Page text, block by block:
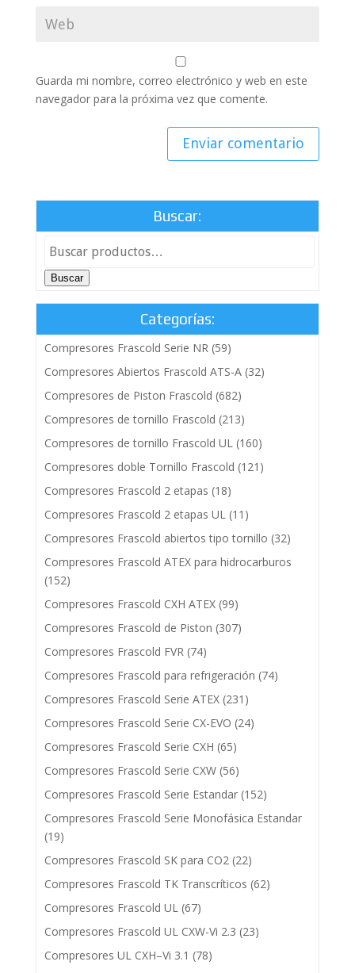
Guarda mi nombre, correo electrónico y web en este
navegador para la próxima vez que comente.
Buscar:
Buscar
Categorías:
Compresores Frascold Serie NR (59)
Compresores Abiertos Frascold ATS-A (32)
Compresores de Piston Frascold (682)
Compresores de tornillo Frascold (213)
Compresores de tornillo Frascold UL (160)
Compresores doble Tornillo Frascold (121)
Compresores Frascold 2 etapas (18)
Compresores Frascold 2 etapas UL (11)
Compresores Frascold abiertos tipo tornillo (32)
Compresores Frascold ATEX para hidrocarburos
(152)
Compresores Frascold CXH ATEX (99)
Compresores Frascold de Piston (307)
Compresores Frascold FVR (74)
Compresores Frascold para refrigeración (74)
Compresores Frascold Serie ATEX (231)
Compresores Frascold Serie CX-EVO (24)
Compresores Frascold Serie CXH (65)
Compresores Frascold Serie CXW (56)
Compresores Frascold Serie Estandar (152)
Compresores Frascold Serie Monofásica Estandar
(19)
Compresores Frascold SK para CO2 (22)
Compresores Frascold TK Transcríticos (62)
Compresores Frascold UL (67)
Compresores Frascold UL CXW-Vi 2.3 (23)
Compresores UL CXH–Vi 3.1 (78)